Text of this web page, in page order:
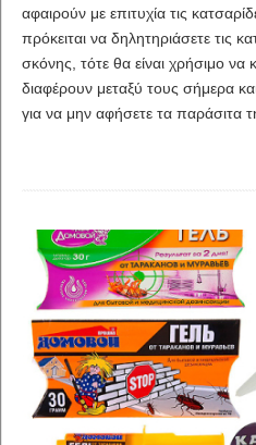
αφαιρούν με επιτυχία τις
πρόκειται να δηλητηριάσετε τις
σκόνης, τότε θα είναι χρήσιμο
διαφέρουν μεταξύ τους σήμερα
για να μην αφήσετε τα παράσιτα